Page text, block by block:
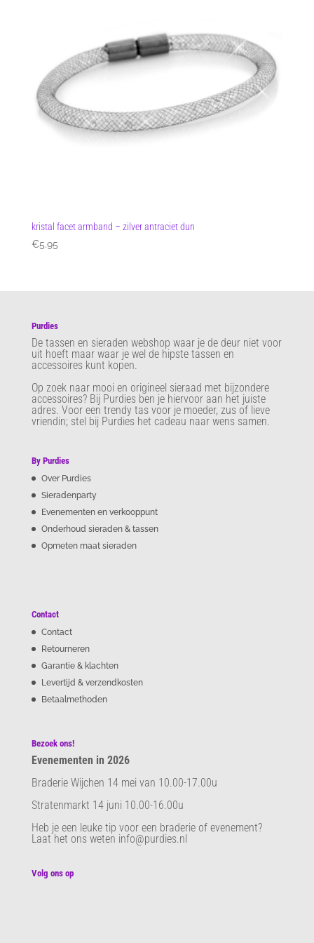
kristal facet armband – zilver antraciet dun
€5.95
Purdies
De tassen en sieraden webshop waar je de deur niet voor
uit hoeft maar waar je wel de hipste tassen en
accessoires kunt kopen.
Op zoek naar mooi en origineel sieraad met bijzondere
accessoires? Bij Purdies ben je hiervoor aan het juiste
adres. Voor een trendy tas voor je moeder, zus of lieve
vriendin; stel bij Purdies het cadeau naar wens samen.
By Purdies
Over Purdies
Sieradenparty
Evenementen en verkooppunt
Onderhoud sieraden & tassen
Opmeten maat sieraden
Contact
Contact
Retourneren
Garantie & klachten
Levertijd & verzendkosten
Betaalmethoden
Bezoek ons!
Evenementen in 2026
Braderie Wijchen 14 mei van 10.00-17.00u
Stratenmarkt 14 juni 10.00-16.00u
Heb je een leuke tip voor een braderie of evenement?
Laat het ons weten info@purdies.nl
Volg ons op